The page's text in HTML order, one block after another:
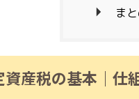
ま
資産税の基本｜仕